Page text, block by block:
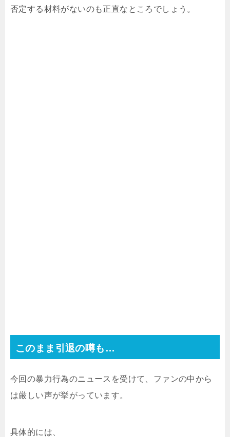
否定する材料がないのも正直なところでしょう。
このまま引退の噂も…
今回の暴力行為のニュースを受けて、ファンの中から
は厳しい声が挙がっています。
具体的には、